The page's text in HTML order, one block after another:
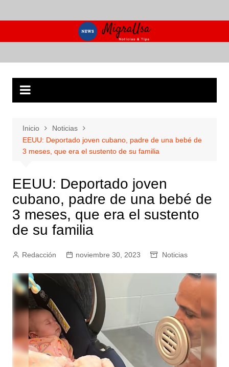
al
Inicio
Noticias
EEUU: Deportado joven cubano, padre de una bebé de
3 meses, que era el sustento de su familia
EEUU: Deportado joven
cubano, padre de una bebé de
3 meses, que era el sustento
de su familia
Redacción noviembre 30, 2023 Noticias